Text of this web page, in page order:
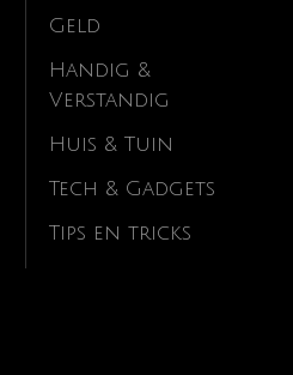
Geld
Handig &
Verstandig
Huis & Tuin
Tech & Gadgets
Tips en tricks